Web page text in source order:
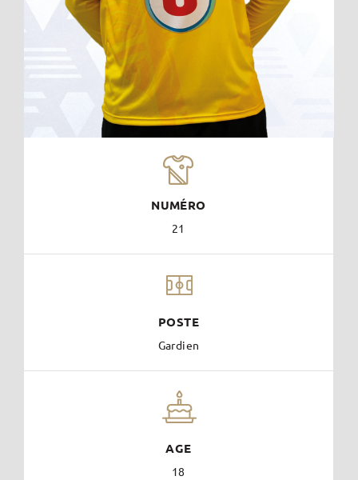
NUMÉRO
21
POSTE
Gardien
AGE
18